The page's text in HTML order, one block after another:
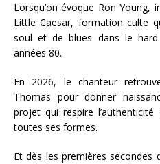
Lorsqu’on évoque Ron Young,
Little Caesar, formation culte
soul et de blues dans le
années 80.
En 2026, le chanteur
Thomas pour donner
projet qui respire l’authenticité
toutes ses formes.
Et dès les premières secondes